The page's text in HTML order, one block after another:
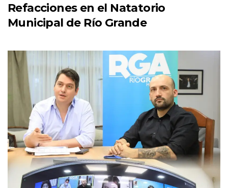
Refacciones en el Natatorio
Municipal de Río Grande